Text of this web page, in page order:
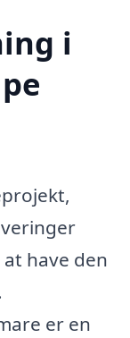
i
have den
er en